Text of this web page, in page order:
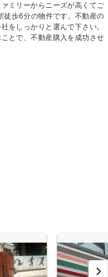
ミリーからニーズが高くてご
徒歩6分の物件です。不動産の
をしっかりと選んで下さい。
とで、不動産購入を成功させ